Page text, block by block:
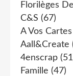
Florilèges
C&s (67)
A Vos Cartes
Aall&create
4enscrap
Famille (47)